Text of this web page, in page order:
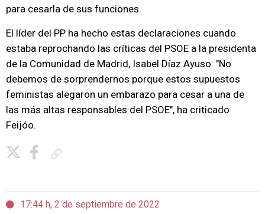
para cesarla de sus funciones.
El líder del PP ha hecho estas declaraciones cuando
estaba reprochando las críticas del PSOE a la presidenta
de la Comunidad de Madrid, Isabel Díaz Ayuso. "No
debemos de sorprendernos porque estos supuestos
feministas alegaron un embarazo para cesar a una de
las más altas responsables del PSOE", ha criticado
Feijóo.
17:44 h, 2 de septiembre de 2022